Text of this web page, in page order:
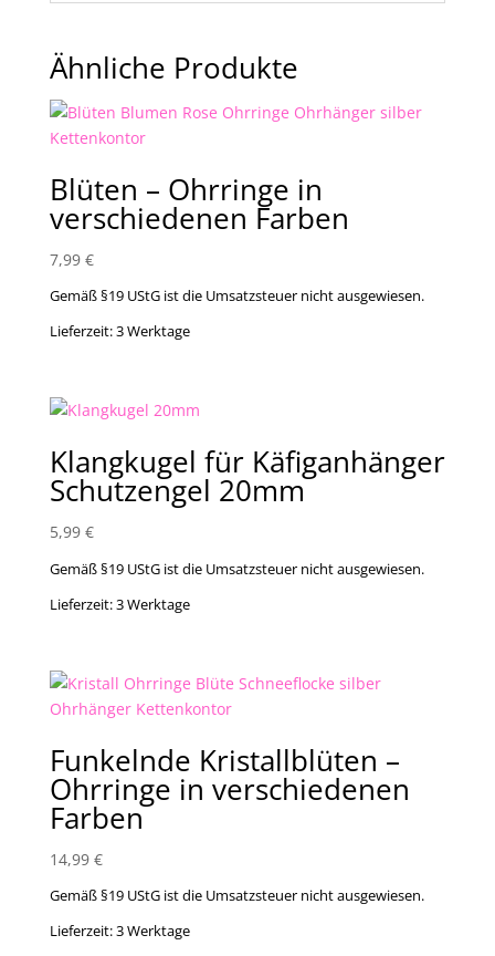
Ähnliche Produkte
Blüten – Ohrringe in
verschiedenen Farben
7,99 €
Gemäß §19 UStG ist die Umsatzsteuer nicht ausgewiesen.
Lieferzeit:3 Werktage
Klangkugel für Käfiganhänger
Schutzengel 20mm
5,99 €
Gemäß §19 UStG ist die Umsatzsteuer nicht ausgewiesen.
Lieferzeit:3 Werktage
Funkelnde Kristallblüten –
Ohrringe in verschiedenen
Farben
14,99 €
Gemäß §19 UStG ist die Umsatzsteuer nicht ausgewiesen.
Lieferzeit:3 Werktage